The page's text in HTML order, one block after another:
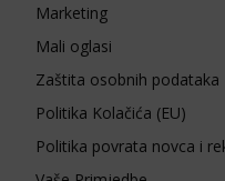
Marketing
Mali oglasi
Zaštita osobnih podataka
Politika Kolačića (EU)
Politika povrata novca i